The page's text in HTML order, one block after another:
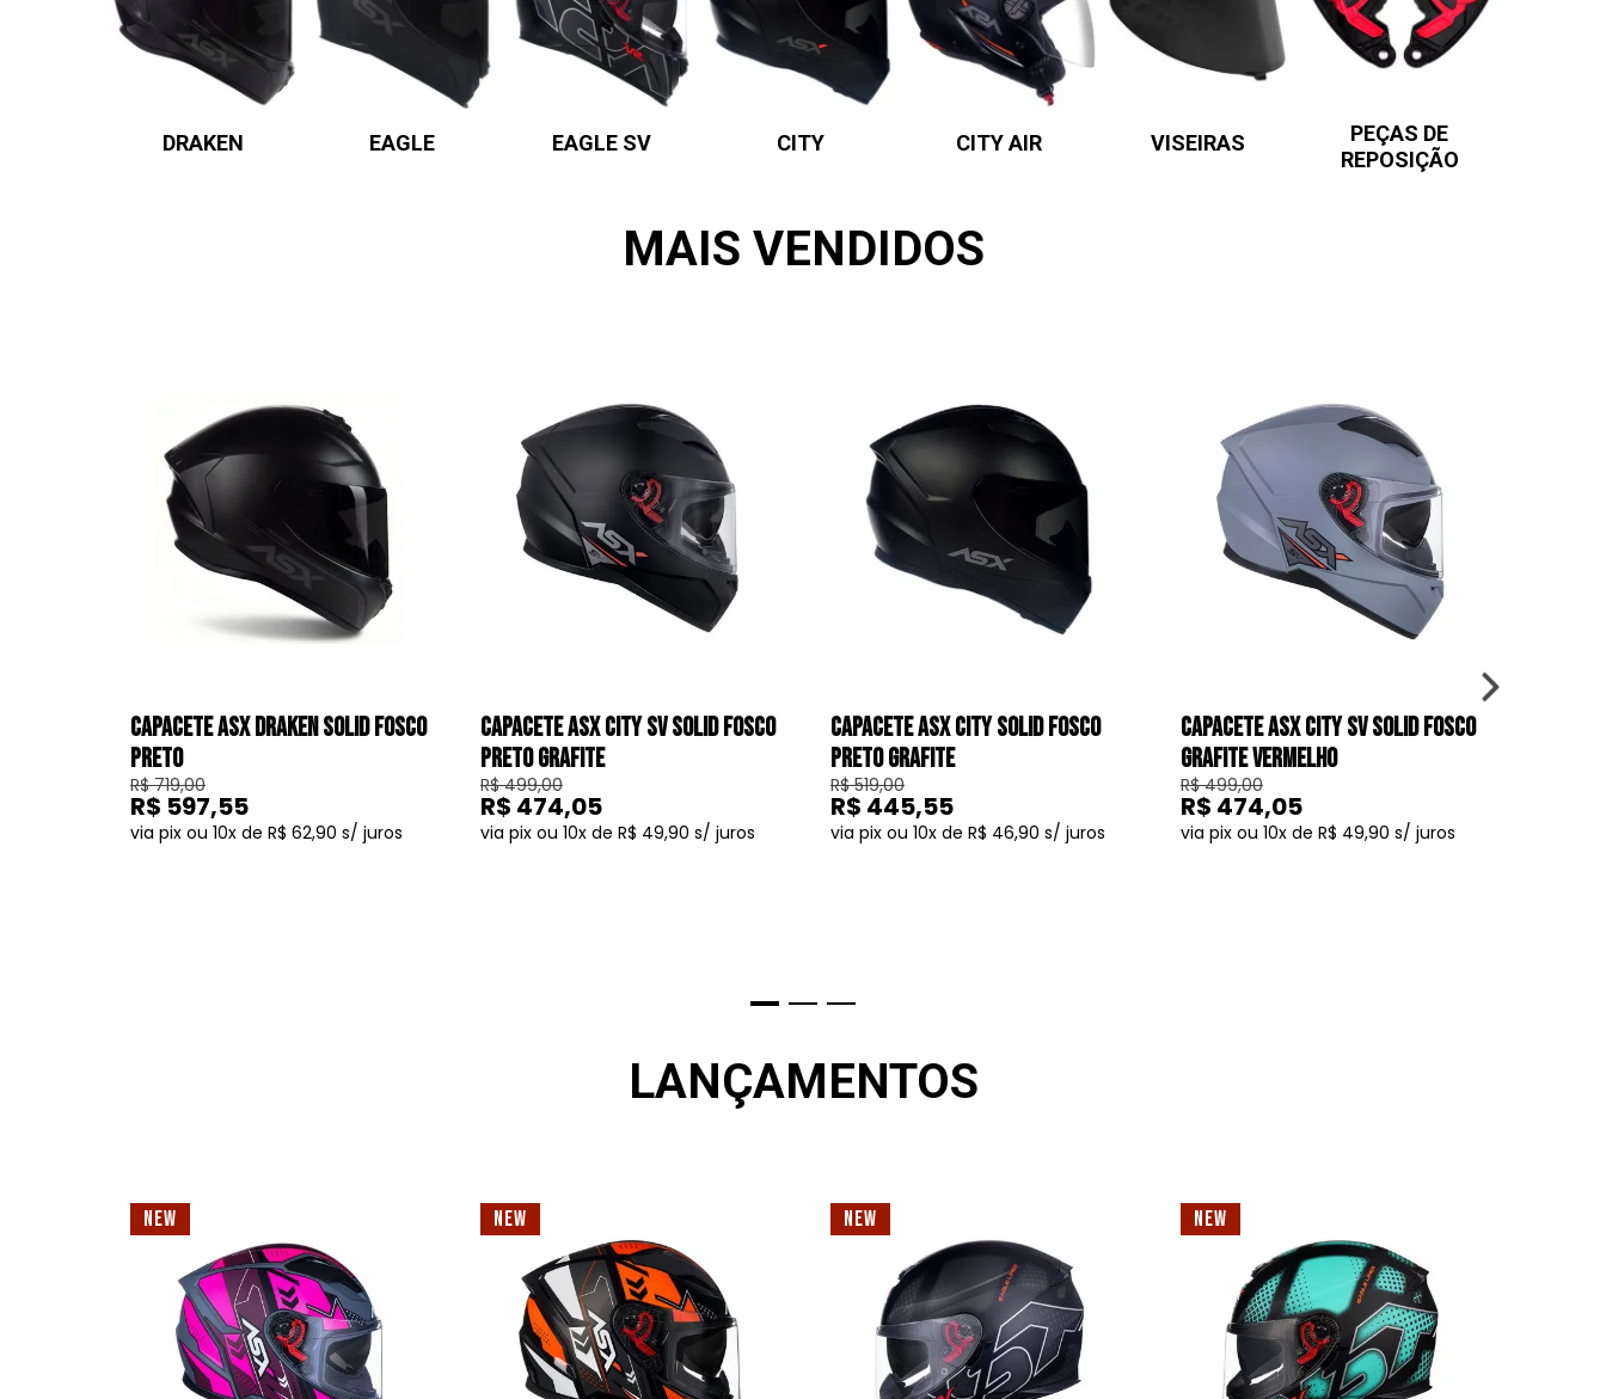
DRAKEN EAGLE EAGLE SV CITY CITY AIR VISEIRAS
PEÇAS DE
REPOSIÇÃO
MAIS VENDIDOS
CAPACETE ASX DRAKEN SOLID FOSCO
PRETO
R$ 719,00
10
R$ 62,90
R$ 597,55
CAPACETE ASX CITY SV SOLID FOSCO
PRETO GRAFITE
R$ 499,00
10
R$ 49,90
R$ 474,05
CAPACETE ASX CITY SOLID FOSCO
PRETO GRAFITE
R$ 519,00
10
R$ 46,90
R$ 445,55
CAPACETE ASX CITY SV SOLID FOSCO
GRAFITE VERMELHO
R$ 499,00
10
R$ 49,90
R$ 474,05
LANÇAMENTOS
NEW NEW NEW NEW